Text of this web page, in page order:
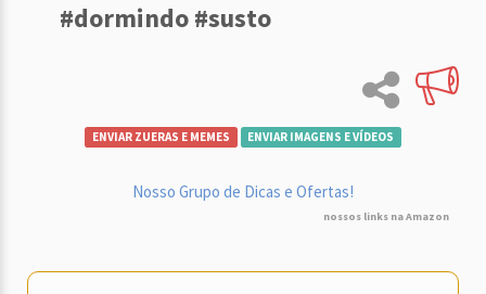
#dormindo #susto
ENVIAR ZUERAS E MEMES ENVIAR IMAGENS E VÍDEOS
Nosso Grupo de Dicas e Ofertas!
nossos links na Amazon